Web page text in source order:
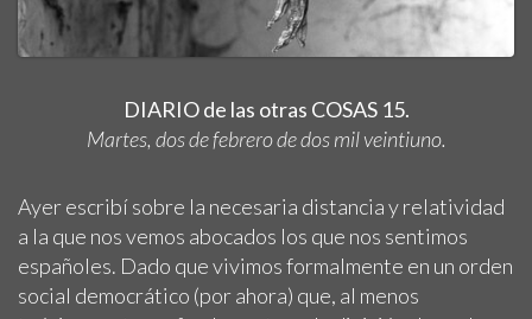
DIARIO de las otras COSAS 15.
Martes, dos de febrero de dos mil veintiuno.
Ayer escribí sobre la necesaria distancia y relatividad
a la que nos vemos abocados los que nos sentimos
españoles. Dado que vivimos formalmente en un orden
social democrático (por ahora) que, al menos